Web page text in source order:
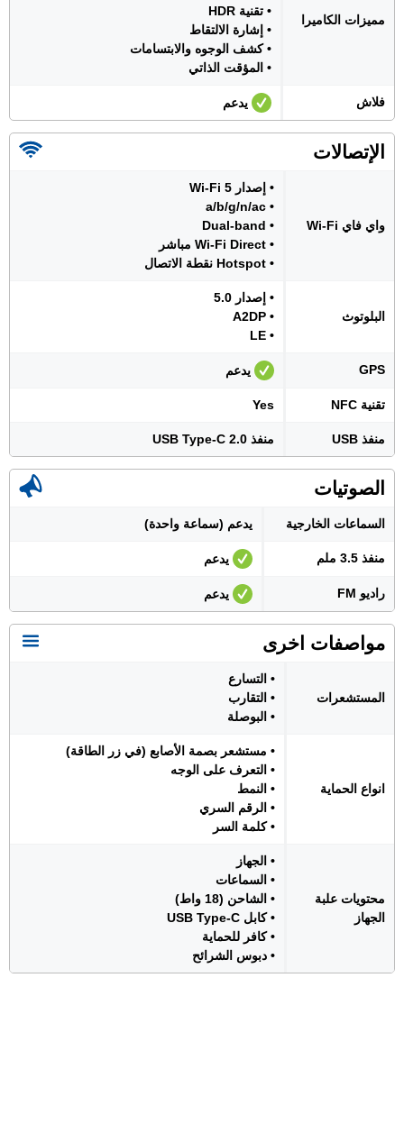
مميزات الكاميرا
• تقنية HDR
• إشارة الالتقاط
• كشف الوجوه والابتسامات
• المؤقت الذاتي
فلاش يدعم
الإتصالات
واي فاي Wi-Fi
• إصدار Wi-Fi 5
• a/b/g/n/ac
• Dual-band
• Wi-Fi Direct مباشر
• Hotspot نقطة الاتصال
البلوتوث
• إصدار 5.0
• A2DP
• LE
GPS يدعم
تقنية NFC Yes
منفذ USB منفذ USB Type-C 2.0
الصوتيات
السماعات الخارجية يدعم (سماعة واحدة)
منفذ 3.5 ملم يدعم
راديو FM يدعم
مواصفات اخرى
المستشعرات
• التسارع
• التقارب
• البوصلة
انواع الحماية
• مستشعر بصمة الأصابع (في زر الطاقة)
• التعرف على الوجه
• النمط
• الرقم السري
• كلمة السر
محتويات علبة
الجهاز
• الجهاز
• السماعات
• الشاحن (18 واط)
• كابل USB Type-C
• كافر للحماية
• دبوس الشرائح